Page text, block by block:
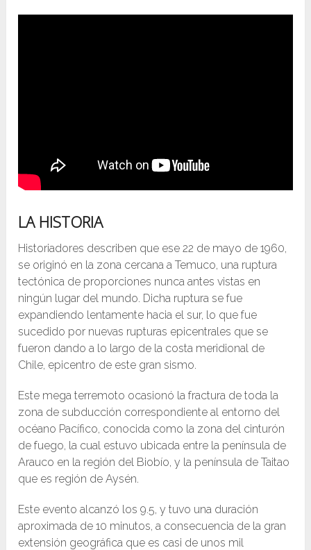
LA HISTORIA
Historiadores describen que ese 22 de mayo de 1960,
se originó en la zona cercana a Temuco, una ruptura
tectónica de proporciones nunca antes vistas en
ningún lugar del mundo. Dicha ruptura se fue
expandiendo lentamente hacia el sur, lo que fue
sucedido por nuevas rupturas epicentrales que se
fueron dando a lo largo de la costa meridional de
Chile, epicentro de este gran sismo.
Este mega terremoto ocasionó la fractura de toda la
zona de subducción correspondiente al entorno del
océano Pacífico, conocida como la zona del cinturón
de fuego, la cual estuvo ubicada entre la península de
Arauco en la región del Biobío, y la península de Taitao
que es región de Aysén.
Este evento alcanzó los 9.5,​ y tuvo una duración
aproximada de 10 minutos, a consecuencia de la gran
extensión geográfica que es casi de unos mil